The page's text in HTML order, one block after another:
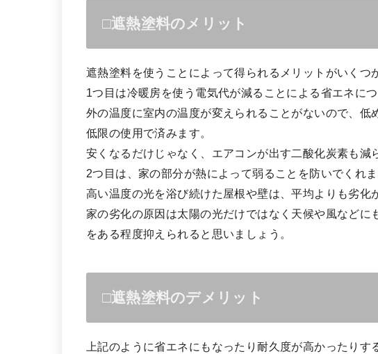
□遮熱塗料のメリット
遮熱塗料を使うことによって得られるメリットがいくつ
1つ目は冷暖房を使う電気代が減ることによる省エネにつ
外の温度に室内の温度が変えられることがないので、
低限の使用で済みます。
安くなるだけじゃなく、エアコンが出す二酸化炭素も減
2つ目は、家の部分が熱によって弱ることを防いでくれま
高い温度の光を浴び続けた屋根や壁は、平均よりも劣化
家の劣化の原因は太陽の光だけではなく天候や風など
をある程度抑えられると思いましょう。
□遮熱塗料のデメリット
上記のように省エネにもなったり耐久度が高かったり